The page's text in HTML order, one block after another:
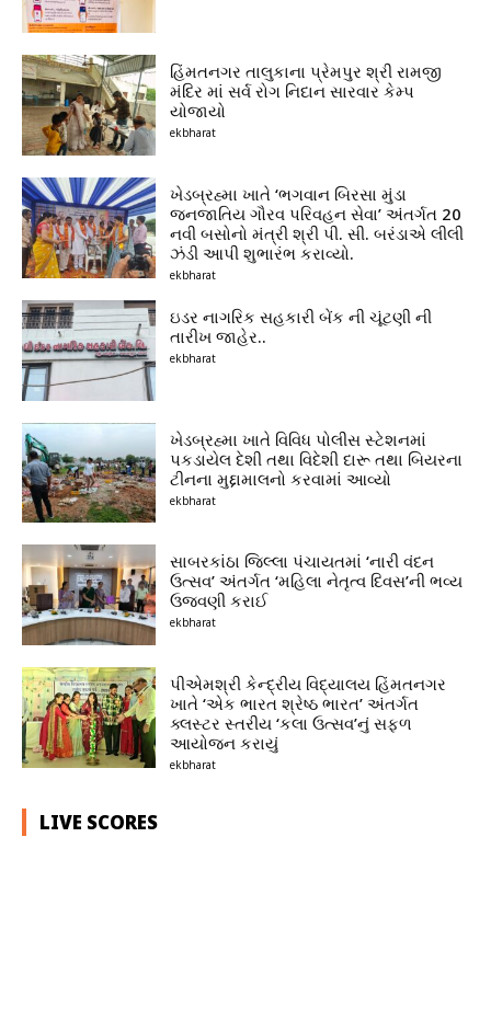
હિંમતનગર તાલુકાના પ્રેમપુર શ્રી રામજી
મંદિર માં સર્વ રોગ નિદાન સારવાર કેમ્પ
યોજાયો
ekbharat
ખેડબ્રહ્મા ખાતે ‘ભગવાન બિરસા મુંડા
જનજાતિય ગૌરવ પરિવહન સેવા’ અંતર્ગત 20
નવી બસોનો મંત્રી શ્રી પી. સી. બરંડાએ લીલી
ઝંડી આપી શુભારંભ કરાવ્યો.
ekbharat
ઇડર નાગરિક સહકારી બેંક ની ચૂંટણી ની
તારીખ જાહેર..
ekbharat
ખેડબ્રહ્મા ખાતે વિવિધ પોલીસ સ્ટેશનમાં
પકડાયેલ દેશી તથા વિદેશી દારૂ તથા બિયરના
ટીનના મુદ્દામાલનો કરવામાં આવ્યો
ekbharat
સાબરકાંઠા જિલ્લા પંચાયતમાં ‘નારી વંદન
ઉત્સવ’ અંતર્ગત ‘મહિલા નેતૃત્વ દિવસ’ની ભવ્ય
ઉજવણી કરાઈ
ekbharat
પીએમશ્રી કેન્દ્રીય વિદ્યાલય હિંમતનગર
ખાતે ‘એક ભારત શ્રેષ્ઠ ભારત’ અંતર્ગત
ક્લસ્ટર સ્તરીય ‘કલા ઉત્સવ’નું સફળ
આયોજન કરાયું
ekbharat
LIVE SCORES